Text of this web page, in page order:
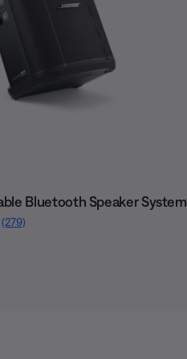
Bluetooth Speaker System
(279)